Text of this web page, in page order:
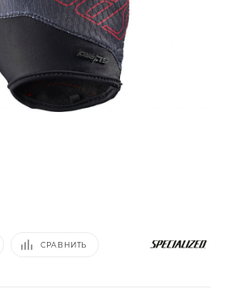
СРАВНИТЬ